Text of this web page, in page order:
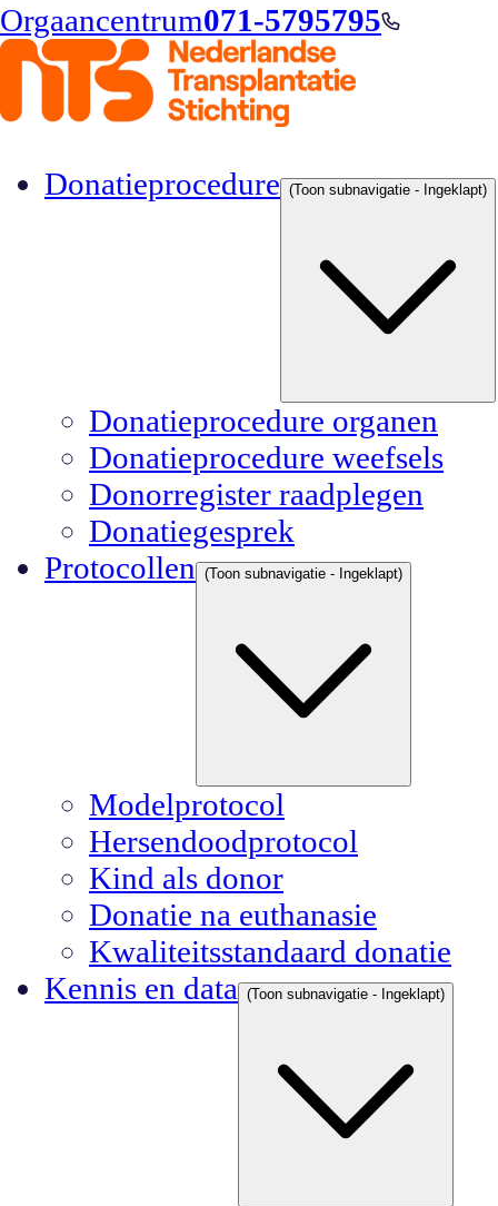
Orgaancentrum071-5795795
Donatieprocedure (Toon subnavigatie - Ingeklapt)
Donatieprocedure organen
Donatieprocedure weefsels
Donorregister raadplegen
Donatiegesprek
Protocollen
(Toon subnavigatie - Ingeklapt)
Modelprotocol
Hersendoodprotocol
Kind als donor
Donatie na euthanasie
Kwaliteitsstandaard donatie
Kennis en data
(Toon subnavigatie - Ingeklapt)